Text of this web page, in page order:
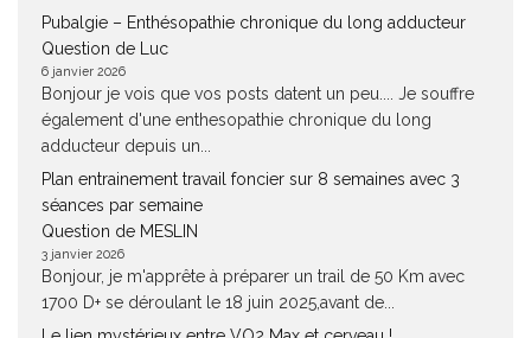
Pubalgie – Enthésopathie chronique du long adducteur
Question de Luc
6 janvier 2026
Bonjour je vois que vos posts datent un peu.... Je souffre
également d'une enthesopathie chronique du long
adducteur depuis un...
Plan entrainement travail foncier sur 8 semaines avec 3
séances par semaine
Question de MESLIN
3 janvier 2026
Bonjour, je m'apprête à préparer un trail de 50 Km avec
1700 D+ se déroulant le 18 juin 2025,avant de...